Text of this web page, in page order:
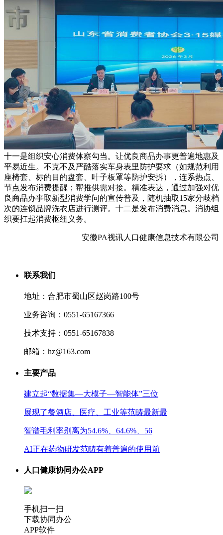
十一是组织安心消费体察勾当。让优良商品办事更普遍地惠及
平易近生。不克不及严酷落实车身表里防护要求（如规范利用
座椅套、标的目的盘套、叶子板罩等防护安拆），连系热点、
节点发布消费提醒；帮推供需对接。精准表达，通过加强对优
良商品办事取新型消费学问的宣传普及，随机抽取15家分歧档
次的连锁品牌洗衣店进行测评。十二是发布消费消息。消协组
织要扛起消费枢纽义务。
安徽PA视讯人口健康信息技术有限公司
联系我们
地址：合肥市蜀山区赵岗路100号
业务咨询：0551-65167366
技术支持：0551-65167838
邮箱：hz@163.com
主要产品
建立起“数据集—大模子—智能体”三位
展现了餐酒店、医疗、工业等范畴最新最
智谱毛利率别离为54.6%、64.6%、56
AI正在药物研发范畴有着普遍的使用前
人口健康协同办公APP
手机扫一扫
下载协同办公
APP软件